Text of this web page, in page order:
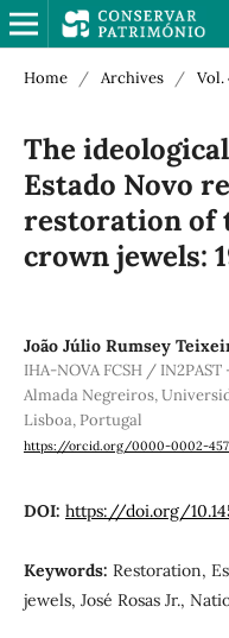
Home / Archives / Vol.
The
Estado Novo
restoration of
crown jewels:
João Júlio Rumsey
IHA-NOVA FCSH /
Almada Negreiros,
Lisboa, Portugal
https://orcid.org/0000-0002-
DOI: https://doi.org/
Keywords: Restoration,
jewels, José Rosas Jr.,